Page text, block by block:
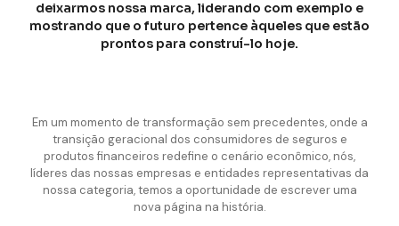
deixarmos nossa marca, liderando com exemplo e
mostrando que o futuro pertence àqueles que estão
prontos para construí-lo hoje.
Em um momento de transformação sem precedentes, onde a
transição geracional dos consumidores de seguros e
produtos financeiros redefine o cenário econômico, nós,
líderes das nossas empresas e entidades representativas da
nossa categoria, temos a oportunidade de escrever uma
nova página na história.